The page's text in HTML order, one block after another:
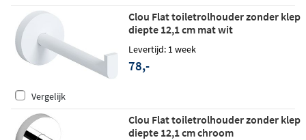
Clou Flat toiletrolhouder zonder klep
diepte 12,1 cm mat wit
Levertijd: 1 week
78,-
Vergelijk
Clou Flat toiletrolhouder zonder klep
diepte 12,1 cm chroom